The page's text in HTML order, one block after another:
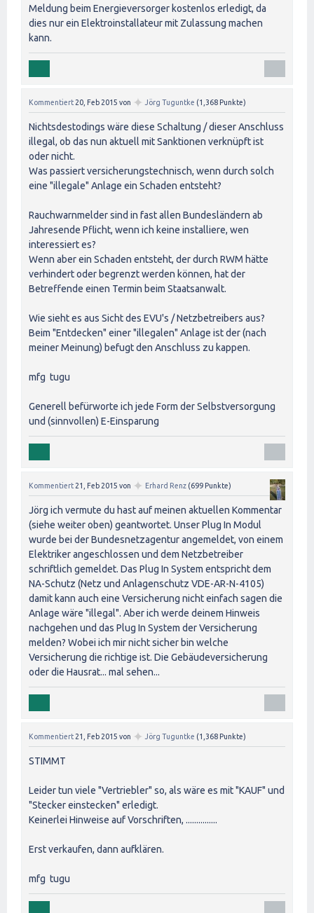
Meldung beim Energieversorger kostenlos erledigt, da
dies nur ein Elektroinstallateur mit Zulassung machen
kann.
Kommentiert 20, Feb 2015 von ✦ Jörg Tuguntke (1,368 Punkte)
Nichtsdestodings wäre diese Schaltung / dieser Anschluss
illegal, ob das nun aktuell mit Sanktionen verknüpft ist
oder nicht.
Was passiert versicherungstechnisch, wenn durch solch
eine "illegale" Anlage ein Schaden entsteht?
Rauchwarnmelder sind in fast allen Bundesländern ab
Jahresende Pflicht, wenn ich keine installiere, wen
interessiert es?
Wenn aber ein Schaden entsteht, der durch RWM hätte
verhindert oder begrenzt werden können, hat der
Betreffende einen Termin beim Staatsanwalt.
Wie sieht es aus Sicht des EVU's / Netzbetreibers aus?
Beim "Entdecken" einer "illegalen" Anlage ist der (nach
meiner Meinung) befugt den Anschluss zu kappen.
mfg tugu
Generell befürworte ich jede Form der Selbstversorgung
und (sinnvollen) E-Einsparung
Kommentiert 21, Feb 2015 von ✦ Erhard Renz (699 Punkte)
Jörg ich vermute du hast auf meinen aktuellen Kommentar
(siehe weiter oben) geantwortet. Unser Plug In Modul
wurde bei der Bundesnetzagentur angemeldet, von einem
Elektriker angeschlossen und dem Netzbetreiber
schriftlich gemeldet. Das Plug In System entspricht dem
NA-Schutz (Netz und Anlagenschutz VDE-AR-N-4105)
damit kann auch eine Versicherung nicht einfach sagen die
Anlage wäre "illegal". Aber ich werde deinem Hinweis
nachgehen und das Plug In System der Versicherung
melden? Wobei ich mir nicht sicher bin welche
Versicherung die richtige ist. Die Gebäudeversicherung
oder die Hausrat... mal sehen...
Kommentiert 21, Feb 2015 von ✦ Jörg Tuguntke (1,368 Punkte)
STIMMT
Leider tun viele "Vertriebler" so, als wäre es mit "KAUF" und
"Stecker einstecken" erledigt.
Keinerlei Hinweise auf Vorschriften, ...............
Erst verkaufen, dann aufklären.
mfg tugu